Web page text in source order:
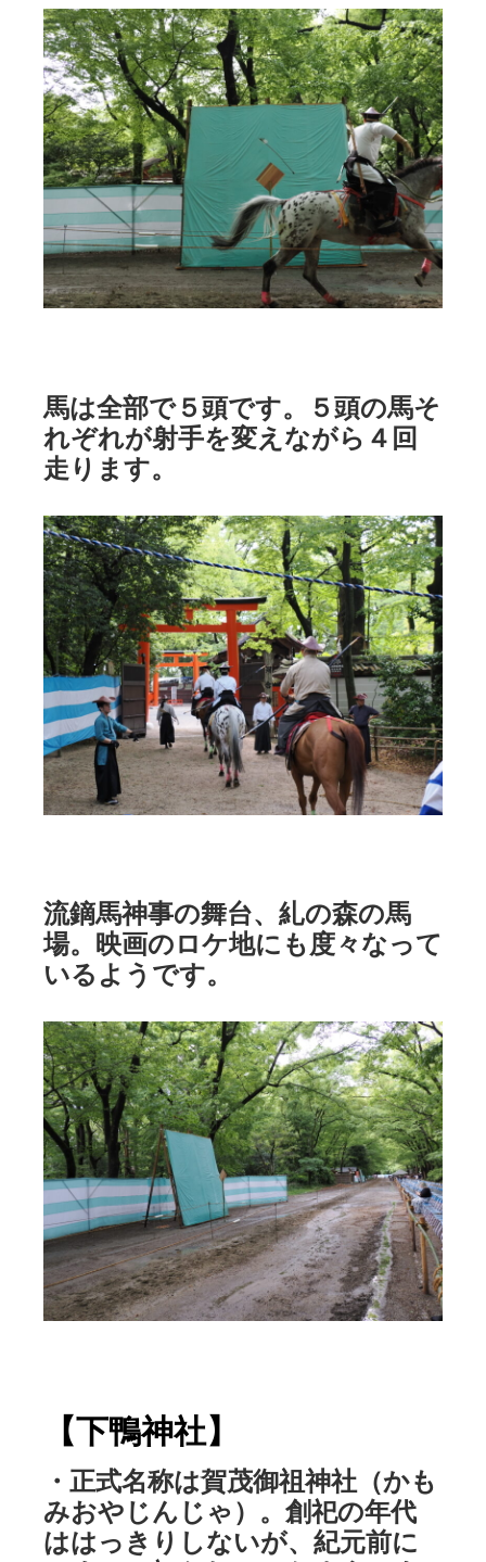
馬は全部で５頭です。５頭の馬そ
れぞれが射手を変えながら４回
走ります。
流鏑馬神事の舞台、糺の森の馬
場。映画のロケ地にも度々なって
いるようです。
【下鴨神社】
・正式名称は賀茂御祖神社（かも
みおやじんじゃ）。創祀の年代
ははっきりしないが、紀元前に